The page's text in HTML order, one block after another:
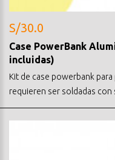
S/30.0
Case PowerBank
incluidas)
Kit de case powerbank para
requieren ser soldadas con